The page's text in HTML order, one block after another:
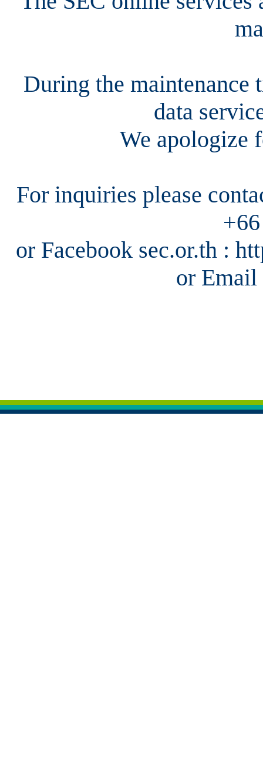
During the maintenance
data
We apologize
For inquiries please
or Facebook sec.or.th :
or Email